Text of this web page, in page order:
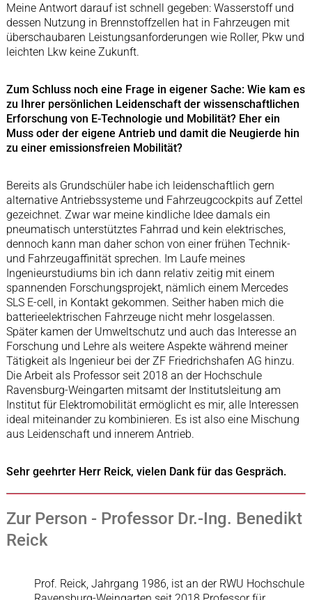
Meine Antwort darauf ist schnell gegeben: Wasserstoff und
dessen Nutzung in Brennstoffzellen hat in Fahrzeugen mit
überschaubaren Leistungsanforderungen wie Roller, Pkw und
leichten Lkw keine Zukunft.
Zum Schluss noch eine Frage in eigener Sache: Wie kam es
zu Ihrer persönlichen Leidenschaft der wissenschaftlichen
Erforschung von E-Technologie und Mobilität? Eher ein
Muss oder der eigene Antrieb und damit die Neugierde hin
zu einer emissionsfreien Mobilität?
Bereits als Grundschüler habe ich leidenschaftlich gern
alternative Antriebssysteme und Fahrzeugcockpits auf Zettel
gezeichnet. Zwar war meine kindliche Idee damals ein
pneumatisch unterstütztes Fahrrad und kein elektrisches,
dennoch kann man daher schon von einer frühen Technik-
und Fahrzeugaffinität sprechen. Im Laufe meines
Ingenieurstudiums bin ich dann relativ zeitig mit einem
spannenden Forschungsprojekt, nämlich einem Mercedes
SLS E-cell, in Kontakt gekommen. Seither haben mich die
batterieelektrischen Fahrzeuge nicht mehr losgelassen.
Später kamen der Umweltschutz und auch das Interesse an
Forschung und Lehre als weitere Aspekte während meiner
Tätigkeit als Ingenieur bei der ZF Friedrichshafen AG hinzu.
Die Arbeit als Professor seit 2018 an der Hochschule
Ravensburg-Weingarten mitsamt der Institutsleitung am
Institut für Elektromobilität ermöglicht es mir, alle Interessen
ideal miteinander zu kombinieren. Es ist also eine Mischung
aus Leidenschaft und innerem Antrieb.
Sehr geehrter Herr Reick, vielen Dank für das Gespräch.
Zur Person - Professor Dr.-Ing. Benedikt
Reick
Prof. Reick, Jahrgang 1986, ist an der RWU Hochschule